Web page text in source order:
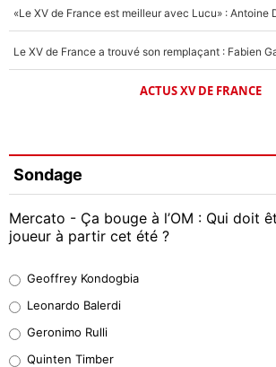
ACTUS XV DE FRANCE
Sondage
Mercato - Ça bouge à l’OM : Qui doit
joueur à partir cet été ?
38%
32%
Geoffrey Kondogbia
Leonardo Balerdi
Geronimo Rulli
Quinten Timber